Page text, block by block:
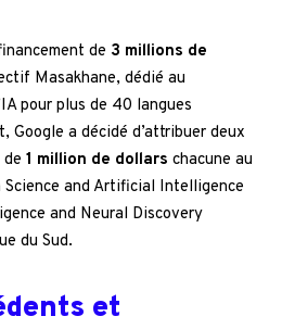
de 3 millions de
Masakhane, dédié au
pour plus de 40 langues
Google a décidé d’attribuer deux
1 million de dollars chacune au
and Artificial Intelligence
and Neural Discovery
du Sud.
et